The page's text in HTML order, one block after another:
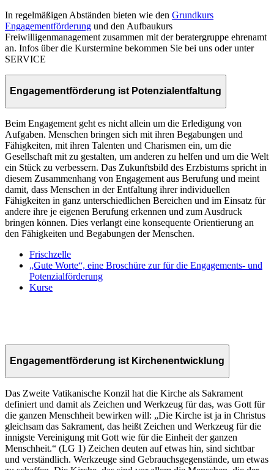
In regelmäßigen Abständen bieten wie den Grundkurs
Engagementförderung und den Aufbaukurs
Freiwilligenmanagement zusammen mit der beratergruppe ehrenamt
an. Infos über die Kurstermine bekommen Sie bei uns oder unter
SERVICE
Engagementförderung ist Potenzialentfaltung
Beim Engagement geht es nicht allein um die Erledigung von
Aufgaben. Menschen bringen sich mit ihren Begabungen und
Fähigkeiten, mit ihren Talenten und Charismen ein, um die
Gesellschaft mit zu gestalten, um anderen zu helfen und um die Welt
ein Stück zu verbessern. Das Zukunftsbild des Erzbistums spricht in
diesem Zusammenhang von Engagement aus Berufung und meint
damit, dass Menschen in der Entfaltung ihrer individuellen
Fähigkeiten in ganz unterschiedlichen Bereichen und im Einsatz für
andere ihre je eigenen Berufung erkennen und zum Ausdruck
bringen können. Dies verlangt eine konsequente Orientierung an
den Fähigkeiten und Begabungen der Menschen.
Frischzelle
„Gute Worte“, eine Broschüre zur für die Engagements- und
Potenzialförderung
Kurse
Engagementförderung ist Kirchenentwicklung
Das Zweite Vatikanische Konzil hat die Kirche als Sakrament
definiert und damit als Zeichen und Werkzeug für das, was Gott für
die ganzen Menschheit bewirken will: „Die Kirche ist ja in Christus
gleichsam das Sakrament, das heißt Zeichen und Werkzeug für die
innigste Vereinigung mit Gott wie für die Einheit der ganzen
Menschheit.“ (LG 1) Zeichen deuten auf etwas hin, sind sichtbar
und verständlich. Werkzeuge sind Gebrauchsgegenstände, um etwas